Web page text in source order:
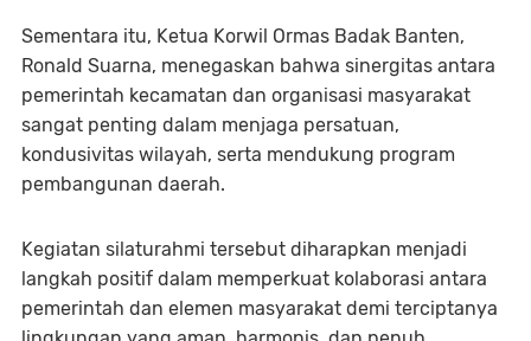
Sementara itu, Ketua Korwil Ormas Badak Banten,
Ronald Suarna, menegaskan bahwa sinergitas antara
pemerintah kecamatan dan organisasi masyarakat
sangat penting dalam menjaga persatuan,
kondusivitas wilayah, serta mendukung program
pembangunan daerah.
Kegiatan silaturahmi tersebut diharapkan menjadi
langkah positif dalam memperkuat kolaborasi antara
pemerintah dan elemen masyarakat demi terciptanya